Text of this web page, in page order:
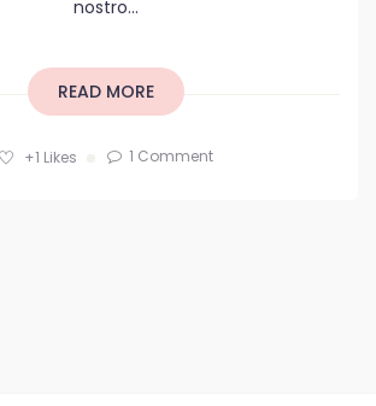
nostro...
READ MORE
+1 Likes 1 Comment